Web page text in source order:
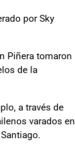
por Sky
Piñera tomaron
de la
a través de
varados en